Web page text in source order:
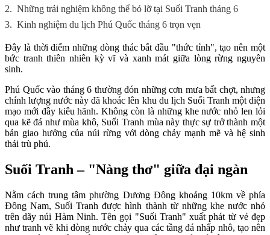
2. Những trải nghiệm không thể bỏ lỡ tại Suối Tranh tháng 6
3. Kinh nghiệm du lịch Phú Quốc tháng 6 trọn vẹn
Đây là thời điểm những dòng thác bắt đầu "thức tỉnh", tạo nên một
bức tranh thiên nhiên kỳ vĩ và xanh mát giữa lòng rừng nguyên
sinh.
Phú Quốc vào tháng 6 thường đón những cơn mưa bất chợt, nhưng
chính lượng nước này đã khoác lên khu du lịch Suối Tranh một diện
mạo mới đầy kiêu hãnh. Không còn là những khe nước nhỏ len lỏi
qua kẽ đá như mùa khô, Suối Tranh mùa này thực sự trở thành một
bản giao hưởng của núi rừng với dòng chảy mạnh mẽ và hệ sinh
thái trù phú.
Suối Tranh – "Nàng thơ" giữa đại ngàn
Nằm cách trung tâm phường Dương Đông khoảng 10km về phía
Đông Nam, Suối Tranh được hình thành từ những khe nước nhỏ
trên dãy núi Hàm Ninh. Tên gọi "Suối Tranh" xuất phát từ vẻ đẹp
như tranh vẽ khi dòng nước chảy qua các tầng đá nhấp nhô, tạo nên